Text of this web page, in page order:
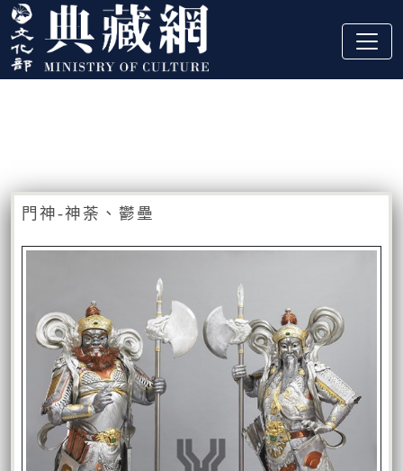
跳到主要內容
:::
門神-神荼、鬱壘